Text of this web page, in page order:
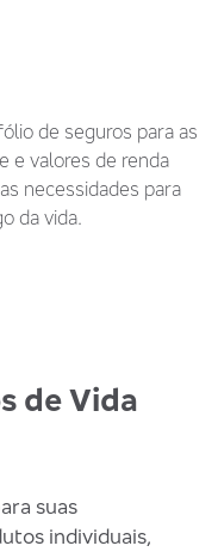
de seguros para as
e valores de renda
necessidades para
da vida.
de Vida
suas
individuais,